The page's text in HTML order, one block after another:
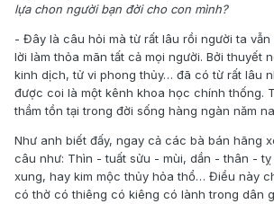
lựa chon người bạn đời cho con mình?
- Đây là câu hỏi mà từ rất lâu rồi người ta
lời làm thỏa mãn tất cả mọi người. Bởi thuyết
kinh dịch, tử vi phong thủy… đã có từ rất lâu
được coi là một kênh khoa học chính thống.
thầm tồn tại trong đời sống hàng ngàn năm
Như anh biết đấy, ngay cả các bà bán hãng
câu như: Thìn - tuất sửu - mùi, dần - thân -
xung, hay kim mộc thủy hỏa thổ… Điều này
có thờ có thiêng có kiêng có lành trong dân